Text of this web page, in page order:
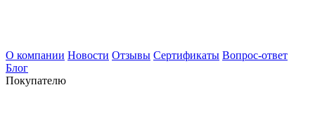
О компании Новости Отзывы Сертификаты Вопрос-ответ
Блог
Покупателю